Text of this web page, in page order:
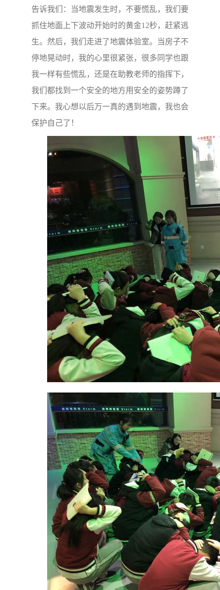
告诉我们：当地震发生时，不要慌乱，我们要
抓住地面上下波动开始时的黄金12秒，赶紧逃
生。然后，我们走进了地震体验室。当房子不
停地晃动时，我的心里很紧张，很多同学也跟
我一样有些慌乱，还是在助教老师的指挥下，
我们都找到一个安全的地方用安全的姿势蹲了
下来。我心想以后万一真的遇到地震，我也会
保护自己了！